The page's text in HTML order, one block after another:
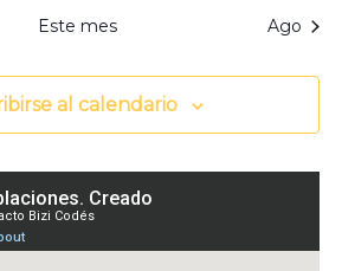
Este mes Ago
al calendario